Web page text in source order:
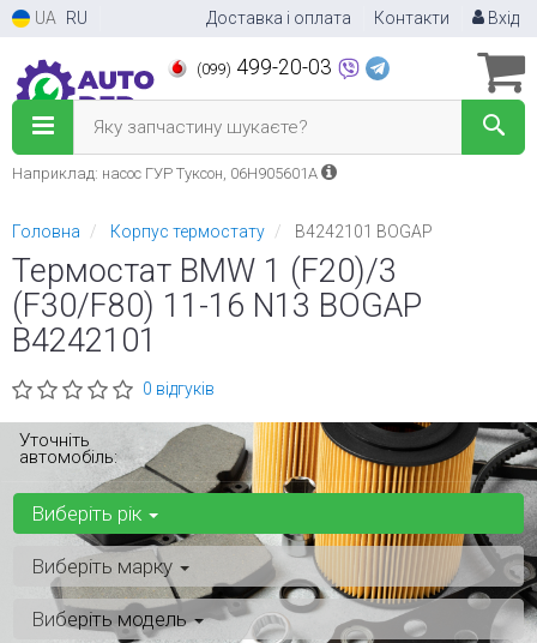
UA RU Доставка і оплата Контакти Вхід
(099) 499-20-03
Яку запчастину шукаєте?
Наприклад: насос ГУР Туксон, 06H905601A
Головна Корпус термостату B4242101 BOGAP
Термостат BMW 1 (F20)/3
(F30/F80) 11-16 N13 BOGAP
B4242101
0 відгуків
Уточніть
автомобіль:
Виберіть рік
Виберіть марку
Виберіть модель